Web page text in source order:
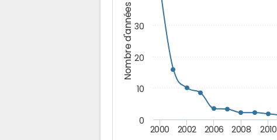
Nombre d'années
2000 2002 2006 2008 2010
0
10
20
30